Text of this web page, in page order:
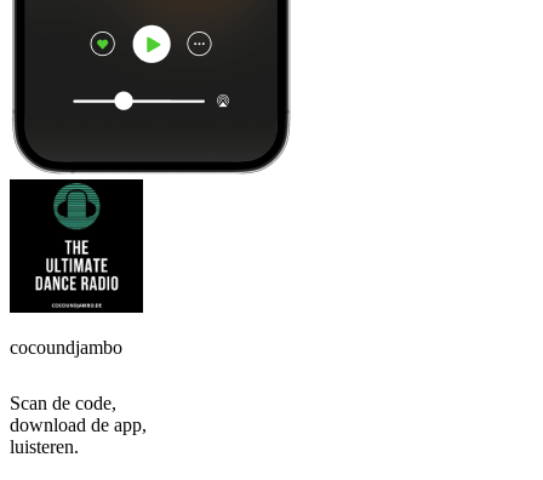
cocoundjambo
Scan de code,
download de app,
luisteren.